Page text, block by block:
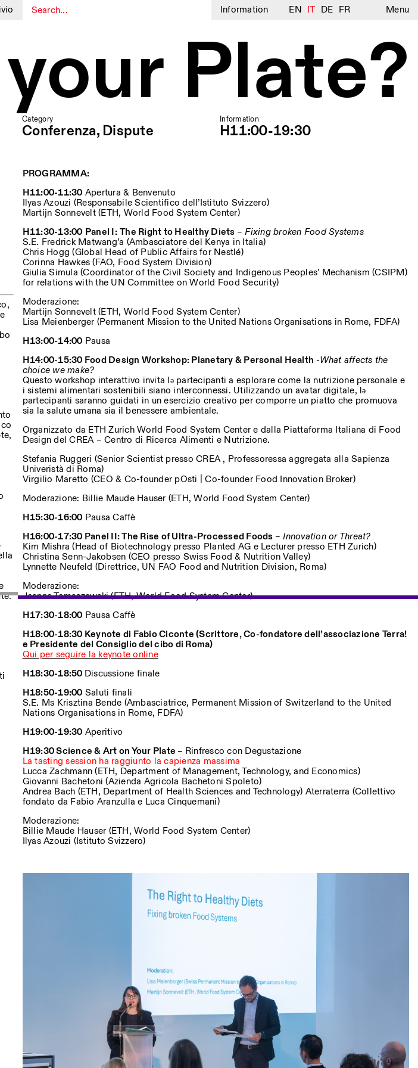
Information EN IT DE FR Menu
Plate?
Category
Conferenza, Dispute
Information
H11:00-19:30
PROGRAMMA:
H11:00-11:30 Apertura & Benvenuto
Ilyas Azouzi (Responsabile Scientifico dell’Istituto Svizzero)
Martijn Sonnevelt (ETH, World Food System Center)
H11:30-13:00 Panel I: The Right to Healthy Diets – Fixing broken Food Systems
S.E. Fredrick Matwang’a (Ambasciatore del Kenya in Italia)
Chris Hogg (Global Head of Public Affairs for Nestlé)
Corinna Hawkes (FAO, Food System Division)
Giulia Simula (Coordinator of the Civil Society and Indigenous Peoples’ Mechanism (CSIPM)
for relations with the UN Committee on World Food Security)
Moderazione:
Martijn Sonnevelt (ETH, World Food System Center)
Lisa Meienberger (Permanent Mission to the United Nations Organisations in Rome, FDFA)
H13:00-14:00 Pausa
H14:00-15:30 Food Design Workshop: Planetary & Personal Health -What affects the
choice we make?
Questo workshop interattivo invita lə partecipanti a esplorare come la nutrizione personale e
i sistemi alimentari sostenibili siano interconnessi. Utilizzando un avatar digitale, lə
partecipanti saranno guidati in un esercizio creativo per comporre un piatto che promuova
sia la salute umana sia il benessere ambientale.
Organizzato da ETH Zurich World Food System Center e dalla Piattaforma Italiana di Food
Design del CREA – Centro di Ricerca Alimenti e Nutrizione.
Stefania Ruggeri (Senior Scientist presso CREA , Professoressa aggregata alla Sapienza
Univeristà di Roma)
Virgilio Maretto (CEO & Co-founder pOsti | Co-founder Food Innovation Broker)
Moderazione: Billie Maude Hauser (ETH, World Food System Center)
H15:30-16:00 Pausa Caffè
H16:00-17:30 Panel II: The Rise of Ultra-Processed Foods – Innovation or Threat?
Kim Mishra (Head of Biotechnology presso Planted AG e Lecturer presso ETH Zurich)
Christina Senn-Jakobsen (CEO presso Swiss Food & Nutrition Valley)
Lynnette Neufeld (Direttrice, UN FAO Food and Nutrition Division, Roma)
Moderazione:
Jeanne Tomaszewski (ETH, World Food System Center)
H17:30-18:00 Pausa Caffè
H18:00-18:30 Keynote di Fabio Ciconte (Scrittore, Co-fondatore dell’associazione Terra!
e Presidente del Consiglio del cibo di Roma)
Qui per seguire la keynote online
H18:30-18:50 Discussione finale
H18:50-19:00 Saluti finali
S.E. Ms Krisztina Bende (Ambasciatrice, Permanent Mission of Switzerland to the United
Nations Organisations in Rome, FDFA)
H19:00-19:30 Aperitivo
H19:30 Science & Art on Your Plate – Rinfresco con Degustazione
La tasting session ha raggiunto la capienza massima
Lucca Zachmann (ETH, Department of Management, Technology, and Economics)
Giovanni Bachetoni (Azienda Agricola Bachetoni Spoleto)
Andrea Bach (ETH, Department of Health Sciences and Technology) Aterraterra (Collettivo
fondato da Fabio Aranzulla e Luca Cinquemani)
Moderazione:
Billie Maude Hauser (ETH, World Food System Center)
Ilyas Azouzi (Istituto Svizzero)